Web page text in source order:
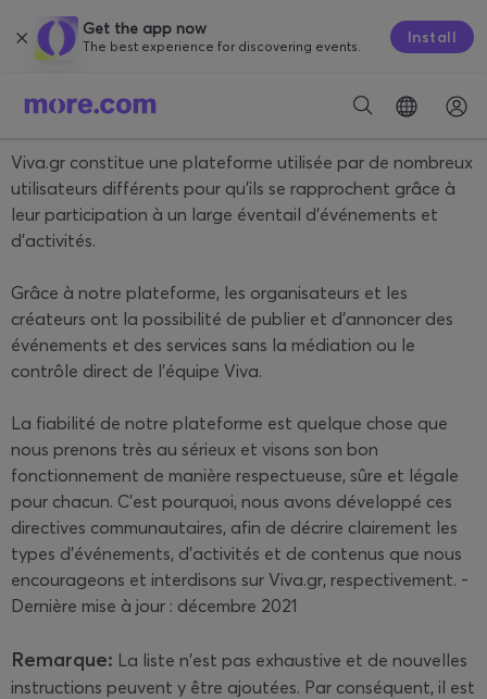
Get the app now
The best experience for discovering events. Install
Viva.gr constitue une plateforme utilisée par de nombreux
utilisateurs différents pour qu’ils se rapprochent grâce à
leur participation à un large éventail d'événements et
d'activités.
Grâce à notre plateforme, les organisateurs et les
créateurs ont la possibilité de publier et d'annoncer des
événements et des services sans la médiation ou le
contrôle direct de l'équipe Viva.
La fiabilité de notre plateforme est quelque chose que
nous prenons très au sérieux et visons son bon
fonctionnement de manière respectueuse, sûre et légale
pour chacun. C'est pourquoi, nous avons développé ces
directives communautaires, afin de décrire clairement les
types d'événements, d'activités et de contenus que nous
encourageons et interdisons sur Viva.gr, respectivement. -
Dernière mise à jour : décembre 2021
Remarque: La liste n'est pas exhaustive et de nouvelles
instructions peuvent y être ajoutées. Par conséquent, il est